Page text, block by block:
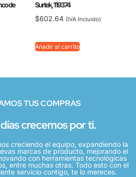
de
Surtek, 119374
$602.64 (IVA Incluido)
Añadir al carrito
TUS COMPRAS
crecemos por ti.
creciendo el equipo, expandiendo la
marcas de producto, mejorando el
con herramientas tecnológicas
entre muchas otras. Todo esto con el
servicio contigo, te lo mereces.